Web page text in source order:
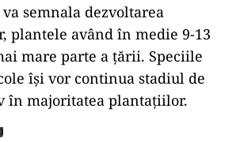
semnala dezvoltarea
plantele având în medie 9-13
mare parte a ţării. Speciile
îşi vor continua stadiul de
în majoritatea plantaţiilor.